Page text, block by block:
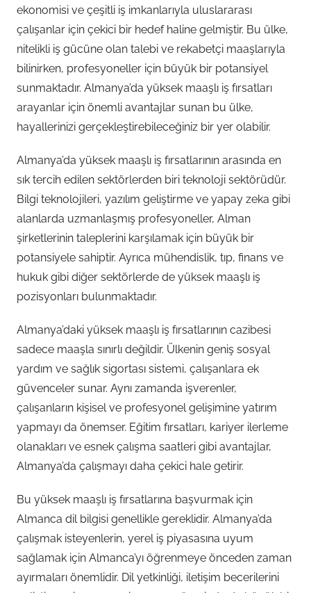
ekonomisi ve çeşitli iş imkanlarıyla uluslararası
çalışanlar için çekici bir hedef haline gelmiştir. Bu ülke,
nitelikli iş gücüne olan talebi ve rekabetçi maaşlarıyla
bilinirken, profesyoneller için büyük bir potansiyel
sunmaktadır. Almanya’da yüksek maaşlı iş fırsatları
arayanlar için önemli avantajlar sunan bu ülke,
hayallerinizi gerçekleştirebileceğiniz bir yer olabilir.
Almanya’da yüksek maaşlı iş fırsatlarının arasında en
sık tercih edilen sektörlerden biri teknoloji sektörüdür.
Bilgi teknolojileri, yazılım geliştirme ve yapay zeka gibi
alanlarda uzmanlaşmış profesyoneller, Alman
şirketlerinin taleplerini karşılamak için büyük bir
potansiyele sahiptir. Ayrıca mühendislik, tıp, finans ve
hukuk gibi diğer sektörlerde de yüksek maaşlı iş
pozisyonları bulunmaktadır.
Almanya’daki yüksek maaşlı iş fırsatlarının cazibesi
sadece maaşla sınırlı değildir. Ülkenin geniş sosyal
yardım ve sağlık sigortası sistemi, çalışanlara ek
güvenceler sunar. Aynı zamanda işverenler,
çalışanların kişisel ve profesyonel gelişimine yatırım
yapmayı da önemser. Eğitim fırsatları, kariyer ilerleme
olanakları ve esnek çalışma saatleri gibi avantajlar,
Almanya’da çalışmayı daha çekici hale getirir.
Bu yüksek maaşlı iş fırsatlarına başvurmak için
Almanca dil bilgisi genellikle gereklidir. Almanya’da
çalışmak isteyenlerin, yerel iş piyasasına uyum
sağlamak için Almanca’yı öğrenmeye önceden zaman
ayırmaları önemlidir. Dil yetkinliği, iletişim becerilerini